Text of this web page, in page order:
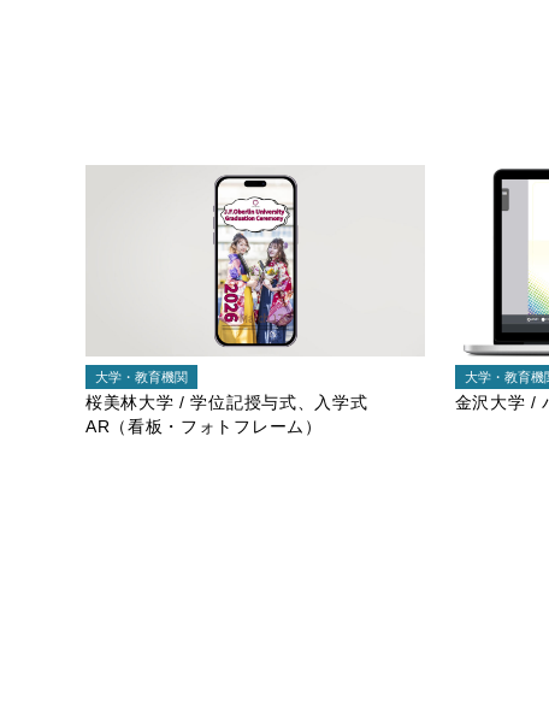
大学・教育機関
桜美林大学 / 学位記授与式、入学式
AR（看板・フォトフレーム）
大学・教育機
金沢大学 /